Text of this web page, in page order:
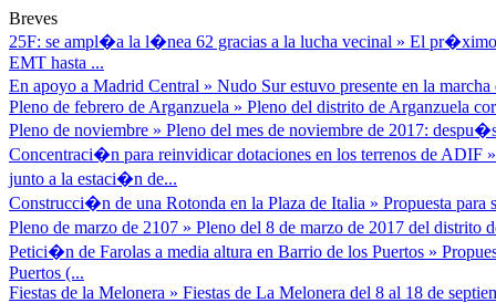
Breves
25F: se ampl�a la l�nea 62 gracias a la lucha vecinal » El pr�ximo
EMT hasta ...
En apoyo a Madrid Central » Nudo Sur estuvo presente en la
Pleno de febrero de Arganzuela » Pleno del distrito de Arganzuela
Pleno de noviembre » Pleno del mes de noviembre de 2017:
Concentraci�n para reinvidicar dotaciones en los terrenos de ADIF
junto a la estaci�n de...
Construcci�n de una Rotonda en la Plaza de Italia » Propuesta para
Pleno de marzo de 2107 » Pleno del 8 de marzo de 2017 del
Petici�n de Farolas a media altura en Barrio de los Puertos »
Puertos (...
Fiestas de la Melonera » Fiestas de La Melonera del 8 al 18 de